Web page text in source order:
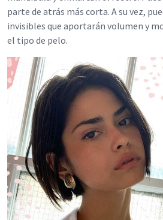
parte de atrás más corta. A su vez,
invisibles que aportarán volumen y
el tipo de pelo.